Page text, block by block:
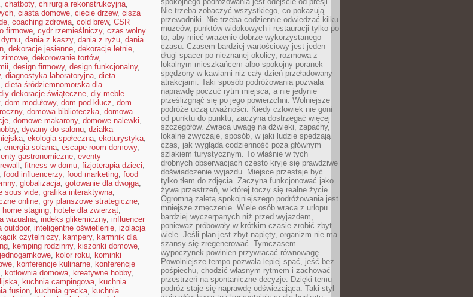
, chatboty, chirurgia rekonstrukcyjna,
, ciasta domowe, cięcie drzew, cisza
, coaching zdrowia, cold brew, CSR
firmowe, cydr rzemieślniczy, czas wolny
, dania z kaszy, dania z ryżu, dania
, dekoracje jesienne, dekoracje letnie,
, dekorowanie tortów,
, design firmowy, design funkcjonalny,
, diagnostyka laboratoryjna, dieta
, dieta śródziemnomorska dla
dekoracje świąteczne, diy meble
, dom modułowy, dom pod klucz, dom
, domowa biblioteczka, domowa
, domowe makarony, domowe nalewki,
, dywany do salonu, działka
, ekologia społeczna, ekoturystyka,
, energia solarna, escape room domowy,
gastronomiczne, eventy
, fitness w domu, fizjoterapia dzieci,
, food influencerzy, food marketing, food
, globalizacja, gotowanie dla dwojga,
sous vide, grafika interaktywna,
online, gry planszowe strategiczne,
home staging, hotele dla zwierząt,
wizualna, indeks glikemiczny, influencer
outdoor, inteligentne oświetlenie, izolacja
kącik czytelniczy, kampery, karmnik dla
, kemping rodzinny, kiszonki domowe,
, kolor roku, kominki
, konferencje kulinarne, konferencje
, kotłownia domowa, kreatywne hobby,
, kuchnia campingowa, kuchnia
fusion, kuchnia grecka, kuchnia
Nie trzeba zobaczyć wszystkiego, co pokazują
przewodniki. Nie trzeba codziennie odwiedzać kilku
muzeów, punktów widokowych i restauracji tylko po
to, aby mieć wrażenie dobrze wykorzystanego
czasu. Czasem bardziej wartościowy jest jeden
długi spacer po nieznanej okolicy, rozmowa z
lokalnym mieszkańcem albo spokojny poranek
spędzony w kawiarni niż cały dzień przeładowany
atrakcjami. Taki sposób podróżowania pozwala
naprawdę poczuć rytm miejsca, a nie jedynie
prześlizgnąć się po jego powierzchni. Wolniejsze
podróże uczą uważności. Kiedy człowiek nie goni
od punktu do punktu, zaczyna dostrzegać więcej
szczegółów. Zwraca uwagę na dźwięki, zapachy,
lokalne zwyczaje, sposób, w jaki ludzie spędzają
czas, jak wygląda codzienność poza głównym
szlakiem turystycznym. To właśnie w tych
drobnych obserwacjach często kryje się prawdziwe
doświadczenie wyjazdu. Miejsce przestaje być
tylko tłem do zdjęcia. Zaczyna funkcjonować jako
żywa przestrzeń, w której toczy się realne życie.
Ogromną zaletą spokojniejszego podróżowania jest
mniejsze zmęczenie. Wiele osób wraca z urlopu
bardziej wyczerpanych niż przed wyjazdem,
ponieważ próbowały w krótkim czasie zrobić zbyt
wiele. Jeśli plan jest zbyt napięty, organizm nie ma
szansy się zregenerować. Tymczasem
wypoczynek powinien przywracać równowagę.
Powolniejsze tempo pozwala lepiej spać, jeść bez
pośpiechu, chodzić własnym rytmem i zachować
przestrzeń na spontaniczne decyzje. Dzięki temu
podróż staje się naprawdę odświeżająca. Taki styl